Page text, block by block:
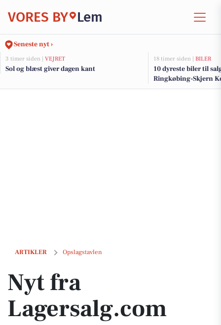
VORES BY Lem
Seneste nyt ›
3 timer siden | VEJRET
Sol og blæst giver dagen kant
18 timer siden | BILER
10 dyreste biler til
Ringkøbing-Skjern
ARTIKLER Opslagstavlen
Nyt fra Lagersalg.com
Nyt fra
Lagersalg.com